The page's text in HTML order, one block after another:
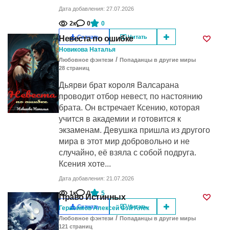
Дата добавления: 27.07.2026
2к 0 0
Скачать Читать
Невеста по ошибке
Новикова Наталья
Любовное фэнтези / Попаданцы в другие миры
28 cтраниц
Дьярви брат короля Валсарана
проводит отбор невест, по настоянию
брата. Он встречает Ксению, которая
учится в академии и готовится к
экзаменам. Девушка пришла из другого
мира в этот мир добровольно и не
случайно, её взяла с собой подруга.
Ксения хоте...
Дата добавления: 21.07.2026
1к 0 5
Скачать Читать
Право Истинных
Герасимов Алексей Сэй Алек
Любовное фэнтези / Попаданцы в другие миры
121 cтраниц